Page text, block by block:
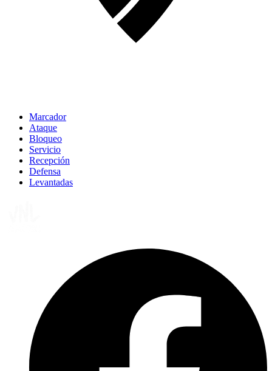
Marcador
Ataque
Bloqueo
Servicio
Recepción
Defensa
Levantadas